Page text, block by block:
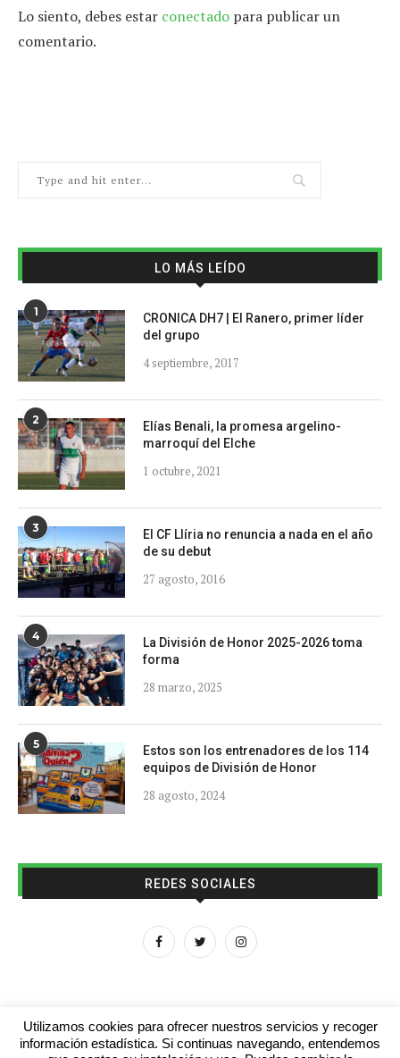
Lo siento, debes estar conectado para publicar un
comentario.
LO MÁS LEÍDO
1
CRONICA DH7 | El Ranero, primer líder
del grupo
4 septiembre, 2017
2
Elías Benali, la promesa argelino-
marroquí del Elche
1 octubre, 2021
3
El CF Llíria no renuncia a nada en el año
de su debut
27 agosto, 2016
4
La División de Honor 2025-2026 toma
forma
28 marzo, 2025
5
Estos son los entrenadores de los 114
equipos de División de Honor
28 agosto, 2024
REDES SOCIALES
Utilizamos cookies para ofrecer nuestros servicios y recoger
información estadística. Si continuas navegando, entendemos